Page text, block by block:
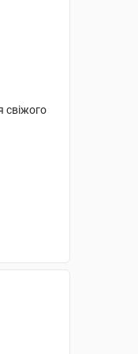
свіжого